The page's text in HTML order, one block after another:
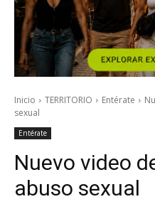
Inicio TERRITORIO Entérate
sexual
Entérate
Nuevo video
abuso sexual